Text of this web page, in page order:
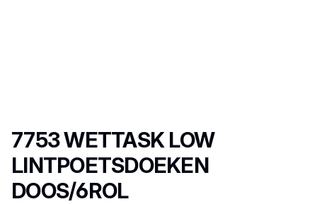
Productnaam
7753 WETTASK LOW
LINTPOETSDOEKEN
DOOS/6ROL